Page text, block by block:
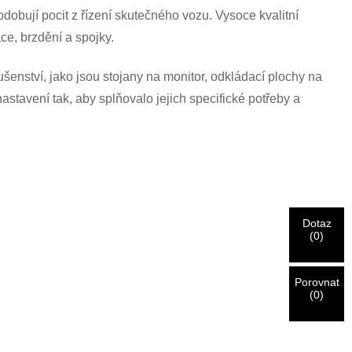
pocit z řízení skutečného vozu. Vysoce kvalitní
brzdění a spojky.
jako jsou stojany na monitor, odkládací plochy na
tak, aby splňovalo jejich specifické potřeby a
Dotaz
(0)
Porovnat
(0)